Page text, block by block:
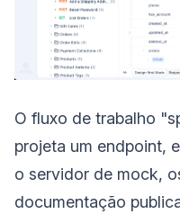
O fluxo de trabalho
projeta um endpoint,
o servidor de mock,
documentação